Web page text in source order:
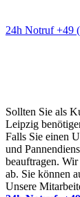
24h Notruf +49
Sollten Sie als
Leipzig
Falls Sie einen
und
beauftragen.
ab. Sie können
Unsere